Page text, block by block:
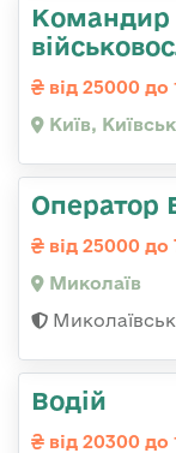
Командир
від 25000 до
Київ,
Оператор
від 25000 до
Миколаїв
Водій
від 20300 до